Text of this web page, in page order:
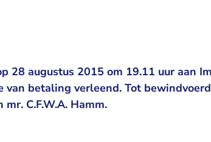
28 augustus 2015 om 19.11 uur aan
van betaling verleend. Tot
mr. C.F.W.A. Hamm.